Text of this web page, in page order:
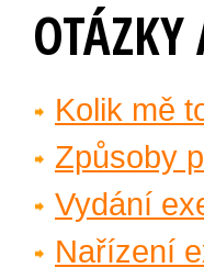
Kolik mě
Způsoby
Vydání
Nařízení